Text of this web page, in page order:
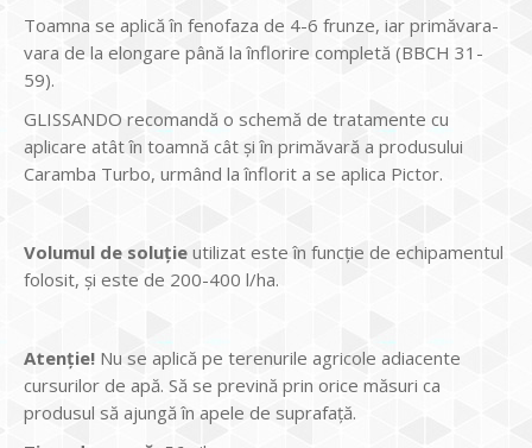
Toamna se aplică în fenofaza de 4-6 frunze, iar primăvara-
vara de la elongare până la înflorire completă (BBCH 31-
59).
GLISSANDO recomandă o schemă de tratamente cu
aplicare atât în toamnă cât și în primăvară a produsului
Caramba Turbo, urmând la înflorit a se aplica Pictor.
Volumul de soluţie utilizat este în funcţie de echipamentul
folosit, şi este de 200-400 l/ha.
Atenție! Nu se aplică pe terenurile agricole adiacente
cursurilor de apă. Să se prevină prin orice măsuri ca
produsul să ajungă în apele de suprafaţă.